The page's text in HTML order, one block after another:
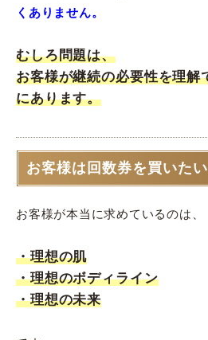
くありません。
むしろ問題は、
お客様が継続の必要性を理解
にあります。
お客様は回数券を買いた
お客様が本当に求めているのは、
・理想の肌
・理想のボディライン
・理想の未来